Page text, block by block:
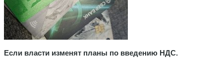
Если власти изменят планы по введению НДС.